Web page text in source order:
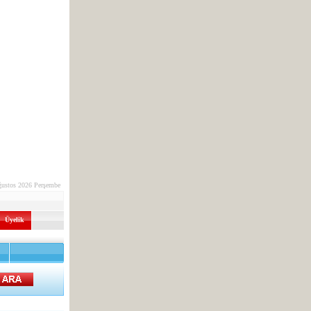
2026 Perşembe
Üyelik